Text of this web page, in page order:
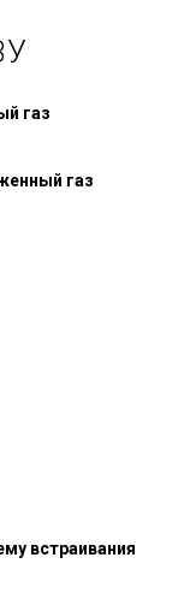
газ
газ
встраивания